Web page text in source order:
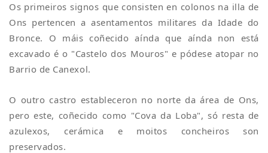
Os primeiros signos que consisten en colonos na illa de
Ons pertencen a asentamentos militares da Idade do
Bronce. O máis coñecido aínda que aínda non está
excavado é o "Castelo dos Mouros" e pódese atopar no
Barrio de Canexol.
O outro castro estableceron no norte da área de Ons,
pero este, coñecido como "Cova da Loba", só resta de
azulexos, cerámica e moitos concheiros son
preservados.